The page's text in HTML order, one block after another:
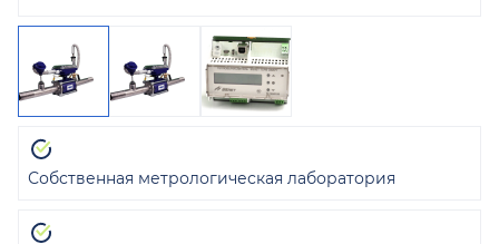
Собственная метрологическая лаборатория